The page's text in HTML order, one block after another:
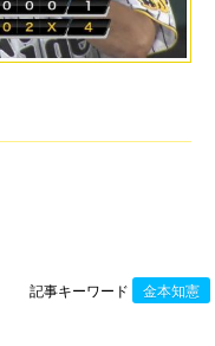
記事キーワード 金本知憲